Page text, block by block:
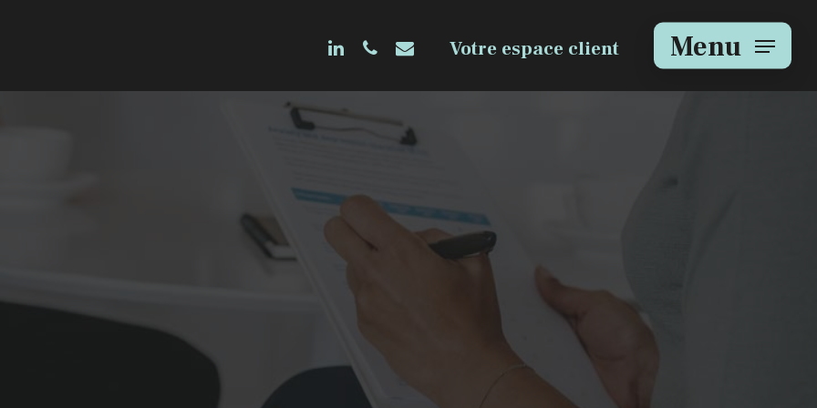
linkedin
phone
email Votre espace client Menu